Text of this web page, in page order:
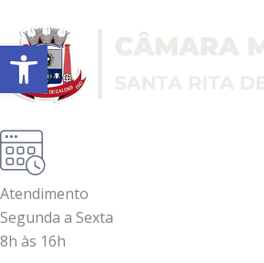
Abrir a barra de ferramentas
para
conteúdo
Atendimento
Segunda a Sexta
8h às 16h